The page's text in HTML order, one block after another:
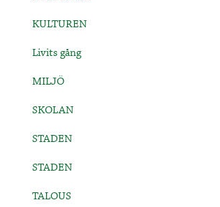
KULTUREN
Livits gång
MILJÖ
SKOLAN
STADEN
STADEN
TALOUS